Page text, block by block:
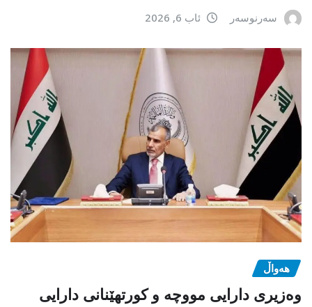
سەرنوسەر ئاب 6, 2026
هەواڵ
وەزیری دارایی مووچە و کورتهێنانی دارایی